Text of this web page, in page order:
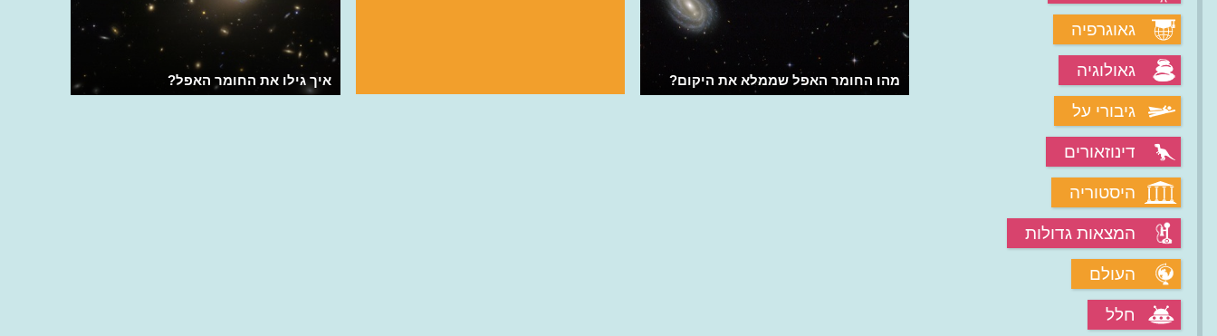
גאוגרפיה
גאולוגיה
גיבורי על
דינוזאורים
היסטוריה
המצאות גדולות
העולם
חלל
איך גילו את החומר האפל? מהו החומר האפל שממלא את היקום?